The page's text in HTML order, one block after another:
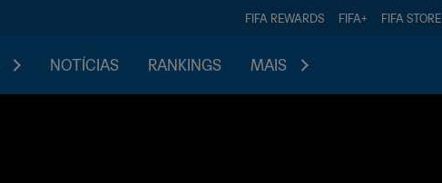
FIFA REWARDS FIFA+ FIFA STORE
NOTÍCIAS RANKINGS MAIS